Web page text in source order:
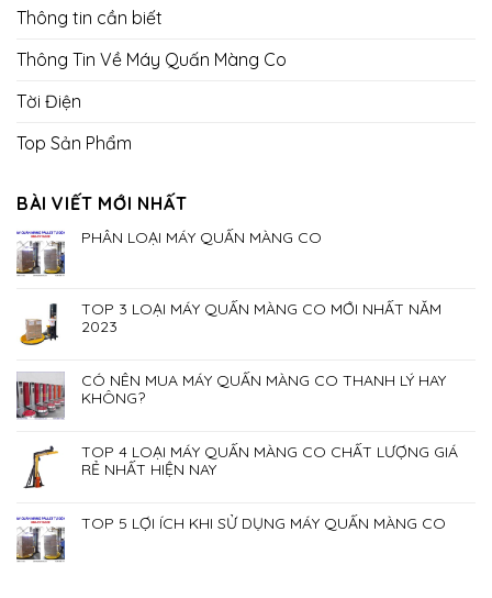
Thông tin cần biết
Thông Tin Về Máy Quấn Màng Co
Tời Điện
Top Sản Phẩm
BÀI VIẾT MỚI NHẤT
PHÂN LOẠI MÁY QUẤN MÀNG CO
TOP 3 LOẠI MÁY QUẤN MÀNG CO MỚI NHẤT NĂM
2023
CÓ NÊN MUA MÁY QUẤN MÀNG CO THANH LÝ HAY
KHÔNG?
TOP 4 LOẠI MÁY QUẤN MÀNG CO CHẤT LƯỢNG GIÁ
RẺ NHẤT HIỆN NAY
TOP 5 LỢI ÍCH KHI SỬ DỤNG MÁY QUẤN MÀNG CO